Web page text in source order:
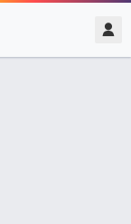
2021/5/24